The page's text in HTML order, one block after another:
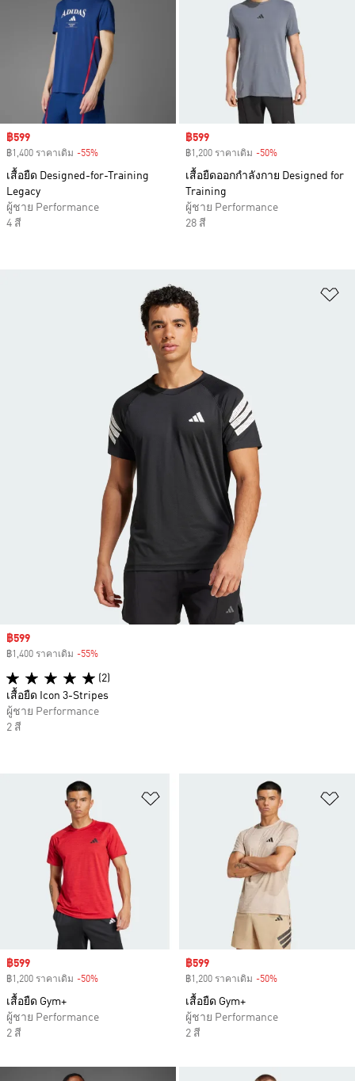
Sale price
฿599
฿1,400 ราคาเดิม -55%
เสื้อยืด Designed-for-Training
Legacy
ผู้ชาย Performance
4 สี
Sale price
฿599
฿1,200 ราคาเดิม -50%
เสื้อยืดออกกำลังกาย Designed for
Training
ผู้ชาย Performance
28 สี
เพิ่มไปยังรายการสินค้าโปรด
Sale price
฿599
฿1,200 ราคาเดิม -50%
เสื้อยืด Gym+
ผู้ชาย Performance
2 สี
Sale price
฿599
฿1,200 ราคาเดิม -50%
เสื้อยืด Gym+
ผู้ชาย Performance
2 สี
Sale price
฿599
฿1,400 ราคาเดิม -55%
(2)
เสื้อยืด Icon 3-Stripes
ผู้ชาย Performance
2 สี